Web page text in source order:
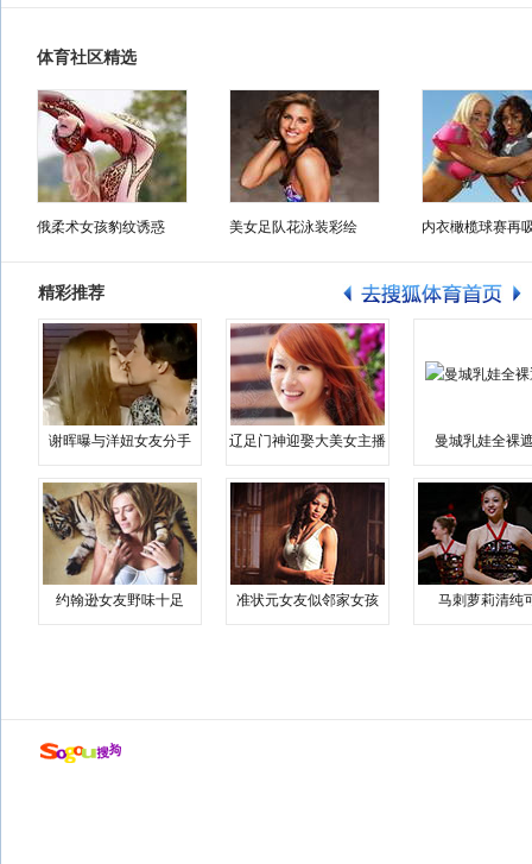
体育社区精选
俄柔术女孩豹纹诱惑 美女足队花泳装彩绘 内衣橄榄球赛再
精彩推荐
谢晖曝与洋妞女友分手 辽足门神迎娶大美女主播 曼城乳娃全裸
约翰逊女友野味十足 准状元女友似邻家女孩 马刺萝莉清纯